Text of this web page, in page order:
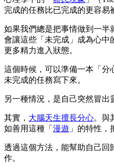
完成的任務比已完成的更容易
如果我們總是把事情做到一半
會讓這些「未完成」成為心中
更多精力進入狀態。
這個時候，可以準備一本「分
未完成的任務寫下來。
另一種情況，是自己突然冒出
其實， 大腦天生擅長分心。與
如善用這種「 漫遊 」的特性，
透過這個方法，能幫助自己回
作。